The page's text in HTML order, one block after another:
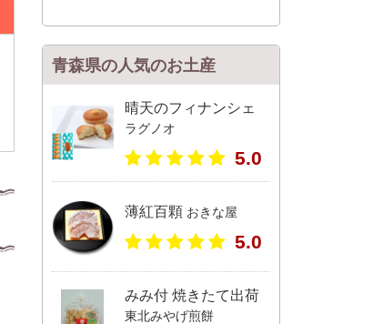
青森県の人気のお土産
晴天のフィナンシェ
ラグノオ
5.0
薄紅百顆 おきな屋
5.0
みみ付 焼きたて出荷
東北みやげ煎餅